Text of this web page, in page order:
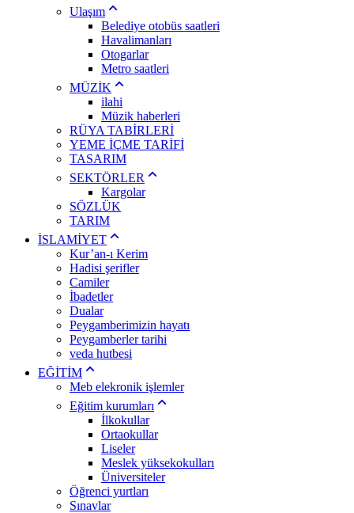
Ulaşım
Belediye otobüs saatleri
Havalimanları
Otogarlar
Metro saatleri
MÜZİK
ilahi
Müzik haberleri
RÜYA TABİRLERİ
YEME İÇME TARİFİ
TASARIM
SEKTÖRLER
Kargolar
SÖZLÜK
TARIM
İSLAMİYET
Kur’an-ı Kerim
Hadisi şerifler
Camiler
İbadetler
Dualar
Peygamberimizin hayatı
Peygamberler tarihi
veda hutbesi
EĞİTİM
Meb elekronik işlemler
Eğitim kurumları
İlkokullar
Ortaokullar
Liseler
Meslek yüksekokulları
Üniversiteler
Öğrenci yurtları
Sınavlar